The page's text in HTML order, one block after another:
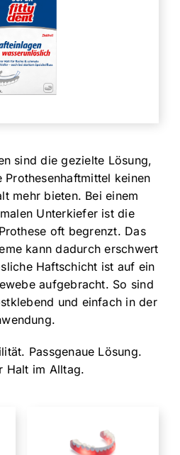
sind die gezielte Lösung,
keinen
mehr bieten. Bei einem
Unterkiefer ist die
oft begrenzt. Das
kann dadurch erschwert
Haftschicht ist auf ein
aufgebracht. So sind
und einfach in der
Passgenaue Lösung.
Halt im Alltag.